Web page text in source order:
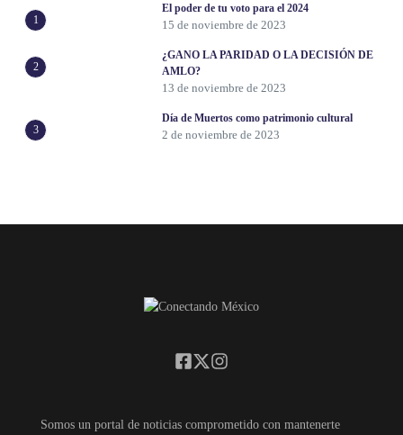
1
El poder de tu voto para el 2024
15 de noviembre de 2023
2
¿GANO LA PARIDAD O LA DECISIÓN DE
AMLO?
13 de noviembre de 2023
3
Día de Muertos como patrimonio cultural
2 de noviembre de 2023
Somos un portal de noticias comprometido con mantenerte